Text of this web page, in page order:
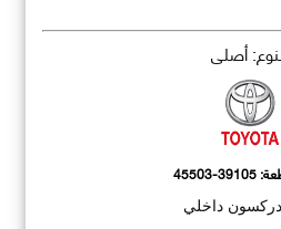
أصلي
45503-39105
داخلي